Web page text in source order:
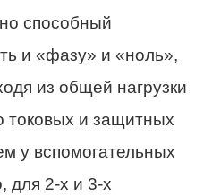
способный
и «фазу» и «ноль»,
из общей нагрузки
токовых и защитных
у вспомогательных
для 2-х и 3-х